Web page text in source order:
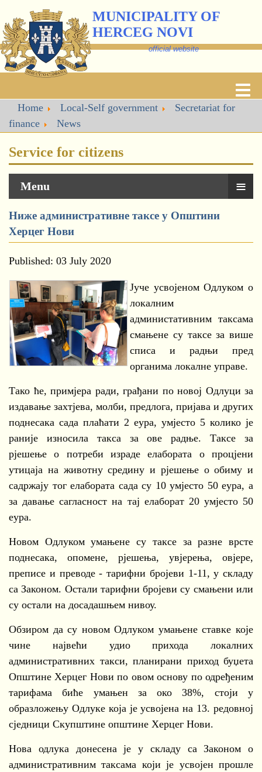
MUNICIPALITY OF
HERCEG NOVI
official website
Home Local-Self government
Secretariat for
finance
News
Service for citizens
Menu ≡
Ниже административне таксе у Општини
Херцег Нови
Published: 03 July 2020
Јуче усвојеном Одлуком о
локалним
администативним таксама
смањене су таксе за више
списа и радњи пред
органима локалне управе.
Тако ће, примјера ради, грађани по новој Одлуци за
издавање захтјева, молби, предлога, пријава и других
поднесака сада плаћати 2 еура, умјесто 5 колико је
раније износила такса за ове радње. Таксе за
рјешење о потреби израде елабората о процјени
утицаја на животну средину и рјешење о обиму и
садржају тог елабората сада су 10 умјесто 50 еура, а
за давање сагласност на тај елаборат 20 умјесто 50
еура.
Новом Одлуком умањене су таксе за разне врсте
поднесака, опомене, рјешења, увјерења, овјере,
преписе и преводе - тарифни бројеви 1-11, у складу
са Законом. Остали тарифни бројеви су смањени или
су остали на досадашњем нивоу.
Обзиром да су новом Одлуком умањене ставке које
чине највећи удио прихода локалних
административних такси, планирани приход буџета
Општине Херцег Нови по овом основу по одређеним
тарифама биће умањен за око 38%, стоји у
образложењу Одлуке која је усвојена на 13. редовној
сједници Скупштине општине Херцег Нови.
Нова одлука донесена је у складу са Законом о
административним таксама који је усвојен прошле